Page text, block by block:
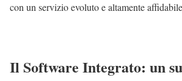
con un servizio evoluto e altamente
Il Software Integrato: un